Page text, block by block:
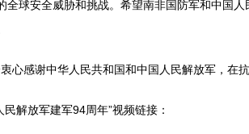
全球安全威胁和挑战。希望南非国防军和中国
感谢中华人民共和国和中国人民解放军，在抗
解放军建军94周年”视频链接：